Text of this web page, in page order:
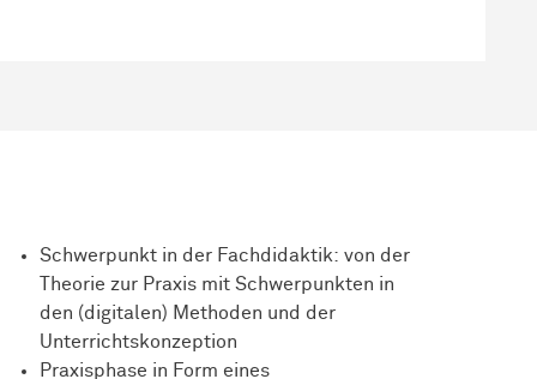
Schwerpunkt in der Fachdidaktik: von der
Theorie zur Praxis mit Schwerpunkten in
den (digitalen) Methoden und der
Unterrichtskonzeption
Praxisphase in Form eines